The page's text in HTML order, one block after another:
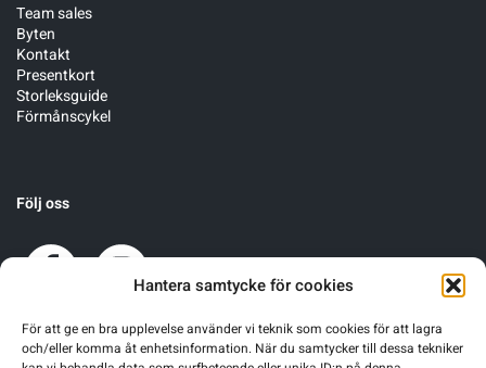
Hantera samtycke för cookies
För att ge en bra upplevelse använder vi teknik som cookies för att lagra
och/eller komma åt enhetsinformation. När du samtycker till dessa tekniker
Team sales
Byten
Kontakt
Presentkort
Storleksguide
Förmånscykel
Följ oss